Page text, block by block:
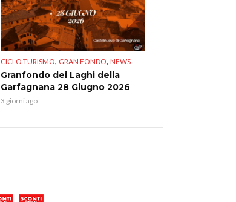
CICLO TURISMO, GRAN FONDO, NEWS
Granfondo dei Laghi della
Garfagnana 28 Giugno 2026
3 giorni ago